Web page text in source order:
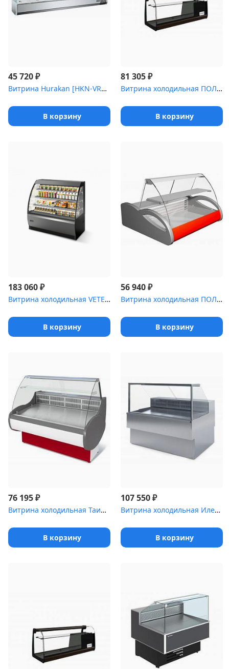
45 720₽
Витрина Hurakan [HKN-VRX1200/380]
В корзину
81 305₽
Витрина холодильная ПОЛЮС Carboma ,5 XL [ВХСв-1]
В корзину
183 060₽
Витрина холодильная VETE OF 90
В корзину
56 940₽
Витрина холодильная ПОЛЮС Арго 1,0 ВХС
В корзину
76 195₽
Витрина холодильная Таир .8 [ВХС-1]
В корзину
107 550₽
Витрина холодильная Илеть ,1 Cube [ВХС-2 (динамика)]
В корзину